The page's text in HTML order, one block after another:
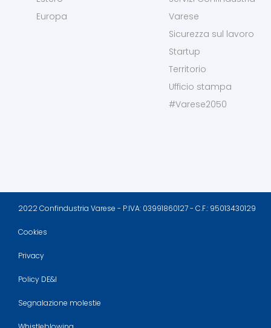
Europa
Varese
Sicurezza sul lavoro
Startup
Territorio
Ufficio stampa
#Varese2050
2022 Confindustria Varese - P.IVA: 03991860127 - C.F.: 95013430129
Cookies
Privacy
Policy DE&I
Segnalazione molestie